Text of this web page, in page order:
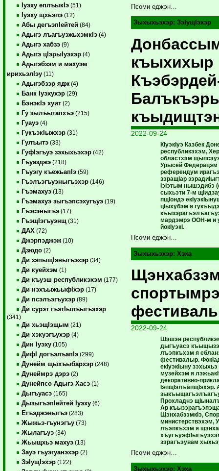
Iуэху еплъыкIэ (51)
Iуэху щхьэпэ (12)
Абы дегъэпIейтей (84)
Адыгэ лъагъуэжьхэмкIэ (4)
Адыгэ хабзэ (9)
Адыгэ цIэрыIуэхэр (4)
Адыгэбзэм и махуэм
ирихьэлIэу (11)
Адыгэбзэр ядж (4)
Банк Iуэхухэр (29)
БэнэкIэ хуит (2)
Гу зылъытапхъэ (215)
Гуауэ (4)
ГукъэкIыжхэр (31)
Гулъытэ (33)
ГуфIэгъуэ зэхыхьэхэр (42)
Гъуазджэ (218)
Гъуэгу къежьапIэ (59)
Гъэлъэгъуэныгъэхэр (146)
Гъэмахуэ (13)
Гъэмахуэ зыгъэпсэхугъуэ (19)
Гъэсэныгъэ (17)
ГъэщIэгъуэнщ (31)
ДАХ (72)
Джэрпэджэж (10)
Дзюдо (2)
Ди зэпыщIэныгъэхэр (34)
Ди куейхэм (1)
Ди къуэш республикэхэм (177)
Ди нэхъыжьыфIхэр (17)
Ди псэлъэгъухэр (89)
Ди сурэт гъэтIылъыгъэхэр
(341)
Ди хьэщIэщым (21)
Ди хэкуэгъухэр (4)
Дин Iуэху (105)
ДифI догъэлъапIэ (299)
Дунейм щыхъыбархэр (248)
Дунеймрэ дэрэ (2)
Дунейпсо Адыгэ Хасэ (1)
Дыгъуасэ (165)
ДызыгъэпIейтей Iуэху (6)
Егъэджэныгъэ (283)
Жыжьэ-гъунэгъу (73)
Жылагъуэ (34)
Жьыщхьэ махуэ (13)
Зауэ гъуэгуанэхэр (2)
ЗэIущIэхэр (122)
Псоми еджэн…
Зыхыхьэхэр:ЗэIущIэхэр
къыхихыр
2022-09-24
КIуэкIуэ Казбек
республикэхэм,
областхэм
Урысей Федерацэм
референдум
зэращIар
IэIэтым нышэдибэ
сыхьэти 7-м
пщIондэ
цIыхубэм я
мардэмрэ ООН-м и
йокIуэкI.
Псоми еджэн…
Зыхыхьэхэр:Хэха
фестиваль
2022-09-24
Шэшэн
дыгъуасэ
лъэпкъхэм я
фестивалыр.
екIуэкIыну
музейхэм я
декоративно-
IэпщIэлъапщIэхэр.
Прохладнэ
Ар
ЩэнхабзэмкIэ,
министерствэхэм,
лъэпкъхэм я
зэрагъэувам
Псоми еджэн…
Зыхыхьэхэр:Хэха